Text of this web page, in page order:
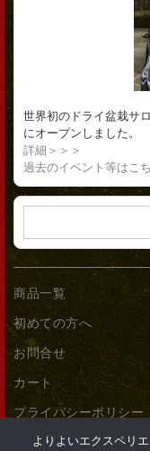
世界初のドライ盆栽サ
にオープンしました。
詳細＞＞＞
過去のイベント等はこ
商品一覧
初めての方へ
お問合せ
カート
プライバシーポリシー
よりよいエクスペリ